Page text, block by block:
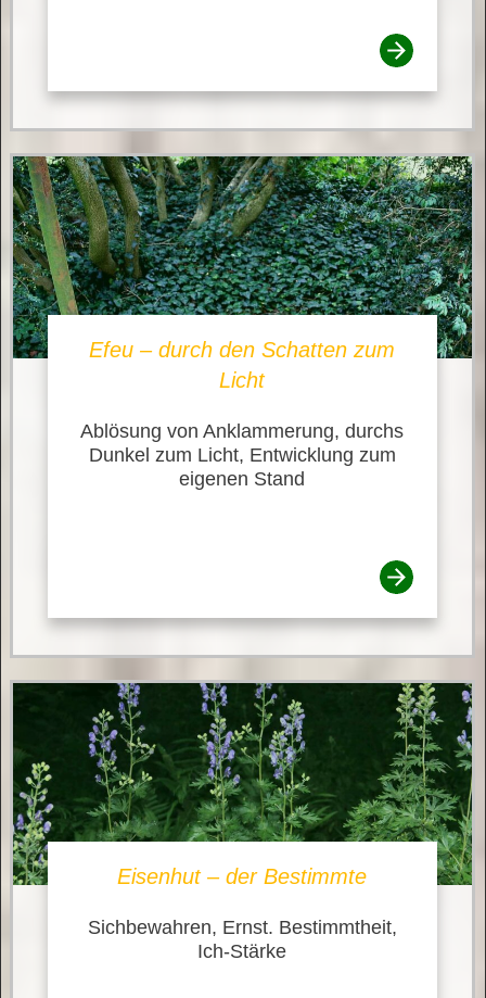
Efeu – durch den Schatten zum
Licht
Ablösung von Anklammerung, durchs
Dunkel zum Licht, Entwicklung zum
eigenen Stand
Eisenhut – der Bestimmte
Sichbewahren, Ernst. Bestimmtheit,
Ich-Stärke